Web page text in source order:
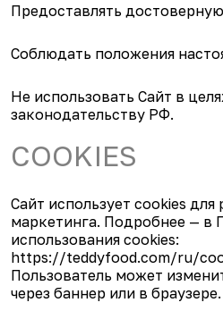
Предоставлять
Соблюдать положения
Не использовать Сайт в
законодательству РФ.
COOKIES
Сайт использует cookies
маркетинга. Подробнее — в
использования cookies:
https://teddyfood.com/ru/
Пользователь может
через баннер или в браузере.